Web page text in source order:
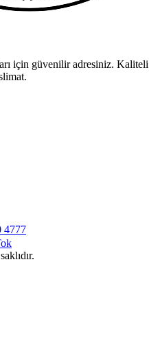
için güvenilir adresiniz. Kaliteli
4777